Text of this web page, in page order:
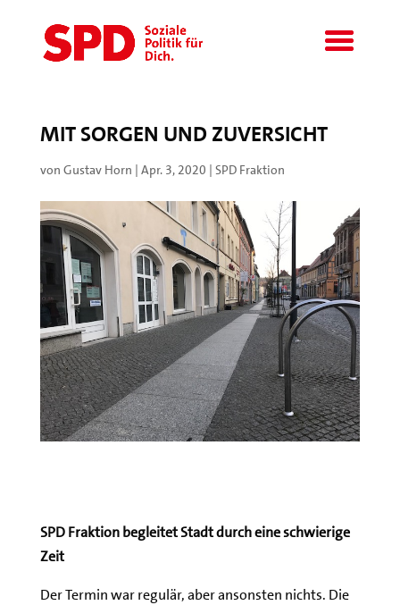
MIT SORGEN UND ZUVERSICHT
von Gustav Horn | Apr. 3, 2020 | SPD Fraktion
SPD Fraktion begleitet Stadt durch eine schwierige
Zeit
Der Termin war regulär, aber ansonsten nichts. Die